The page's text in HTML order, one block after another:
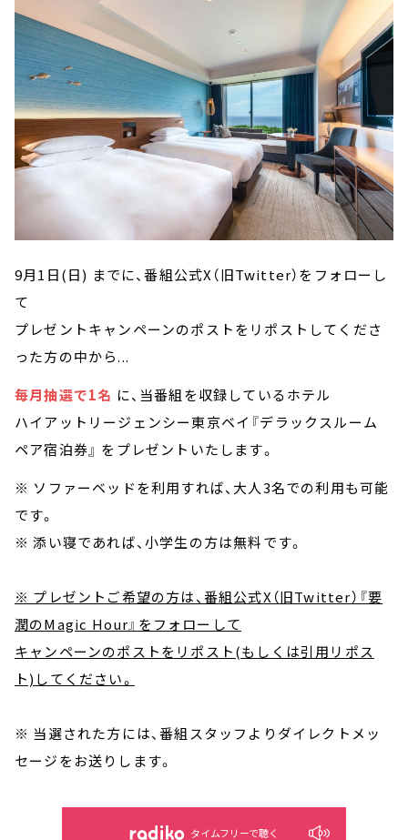
9月1日(日) までに、番組公式X（旧Twitter）をフォローし
て
プレゼントキャンペーンのポストをリポストしてくださ
った方の中から...
毎月抽選で1名 に、当番組を収録しているホテル
ハイアットリージェンシー東京ベイ『デラックスルーム
ペア宿泊券』 をプレゼントいたします。
※ ソファーベッドを利用すれば、大人3名での利用も可能
です。
※ 添い寝であれば、小学生の方は無料です。
※ プレゼントご希望の方は、番組公式X（旧Twitter）『要
潤のMagic Hour』をフォローして
キャンペーンのポストをリポスト(もしくは引用リポス
ト)してください。
※ 当選された方には、番組スタッフよりダイレクトメッ
セージをお送りします。
タイムフリーで聴く